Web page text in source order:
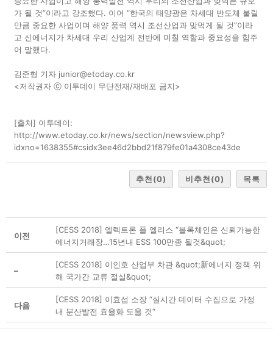
가 될 것”이라고 강조했다. 이어 “한국의 태양광은 차세대 반도체 불릴
만큼 중요한 사업이며 해양 풍력 역시 조선산업과 맞먹게 될 것”이라
고 신에너지가 차세대 우리 산업계 전반에 미칠 역할과 중요성을 힘주
어 말했다.
김준형 기자 junior@etoday.co.kr
<저작권자 ⓒ 이투데이 무단전재/재배포 금지>
[출처] 이투데이:
http://www.etoday.co.kr/news/section/newsview.php?
idxno=1638355#csidx3ee46d2bbd21f879fe01a4308ce43de
추천(0) 비추천(0) 목록
이전
[CESS 2018] 엘렉트론 폴 엘리스 “블록체인은 신뢰가능한
에너지거래장…15년내 ESS 100만종 될것&quot;
–
[CESS 2018] 이인호 산업부 차관 &quot;新에너지 정책 위
해 국가간 교류 절실&quot;
다음
[CESS 2018] 이효섭 소장 “실시간 데이터 수집으로 가정
내 분산발전 효율화 도울 것“